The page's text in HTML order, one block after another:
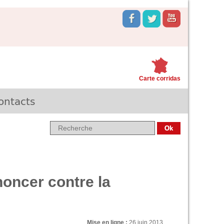
Carte corridas
contre la
Mise en ligne : 26 juin 2013